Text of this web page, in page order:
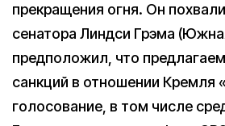
прекращения огня. Он
сенатора Линдси Грэма
предположил, что
санкций в отношении Кремля
голосование, в том числе